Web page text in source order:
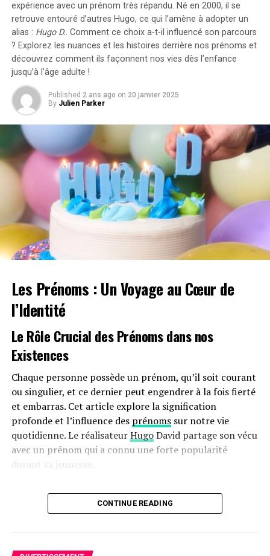
bénédictionsau Gurudwara pour son prochainfilm.
L’actrice, d’une beauté saisissante, portait une tenue
traditionnelle blanche qui mettait en valeur son
élégance et sagrâce. En entrant dans le Gurudwara,
Jasmine affichait une expression sereine, les yeux fermés
en signe de respect. Sa visite est considérée comme un
acte de dévotionpour son nouveau projet
cinématographique, qui devrait sortir prochainement.
L’engagement de l’actrice pour le succès de ce film est
évident, et sa présence au Gurudwara témoigne de sa foi
et de sa détermination.
Dernières Vidéos
Restez informé en vous abonnant dès aujourd’hui !
RELATED TOPICS: BÉNÉDICTIONS
GURUDWARA
JASMINE BHASIN
NOUVEAU FILM TENUE TRADITIONNELLE
UP NEXT
Coupe des Ligues : Ne manquez pas le choc Toluca FC
contre Colorado Rapids en streaming !
DON'T MISS
Android 15 Beta 4.2 : Résolution des problèmes de
expérience avec un prénom très répandu. Né en 2000, il se
retrouve entouré d’autres Hugo, ce qui l’amène à adopter un
alias : Hugo D.. Comment ce choix a-t-il influencé son parcours
? Explorez les nuances et les histoires derrière nos prénoms et
découvrez comment ils façonnent nos vies dès l’enfance
jusqu’à l’âge adulte !
Published 2 ans ago on 20 janvier 2025
By Julien Parker
Les Prénoms : Un Voyage au Cœur de
l’Identité
Le Rôle Crucial des Prénoms dans nos
Existences
Chaque personne possède un prénom, qu’il soit courant
ou singulier, et ce dernier peut engendrer à la fois fierté
et embarras. Cet article explore la signification
profonde et l’influence des prénomssur notre vie
quotidienne. Le réalisateurHugoDavid partage son vécu
avec un prénom qui a connu une forte popularité
durant sa jeunesse.
une Naissance Sous le Signe de la Célébrité
Hugo David est né en 2000 àTours, une époque où le
prénom Hugo était en plein essor. Ses parents, Caroline
CONTINUE READING